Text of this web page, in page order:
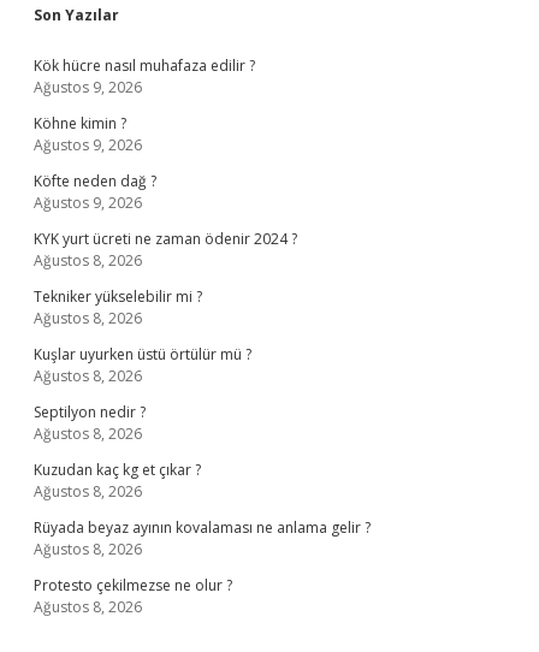
Sidebar
Son Yazılar
Kök hücre nasıl muhafaza edilir ?
Ağustos 9, 2026
Köhne kimin ?
Ağustos 9, 2026
Köfte neden dağ ?
Ağustos 9, 2026
KYK yurt ücreti ne zaman ödenir 2024 ?
Ağustos 8, 2026
Tekniker yükselebilir mi ?
Ağustos 8, 2026
Kuşlar uyurken üstü örtülür mü ?
Ağustos 8, 2026
Septilyon nedir ?
Ağustos 8, 2026
Kuzudan kaç kg et çıkar ?
Ağustos 8, 2026
Rüyada beyaz ayının kovalaması ne anlama gelir ?
Ağustos 8, 2026
Protesto çekilmezse ne olur ?
Ağustos 8, 2026